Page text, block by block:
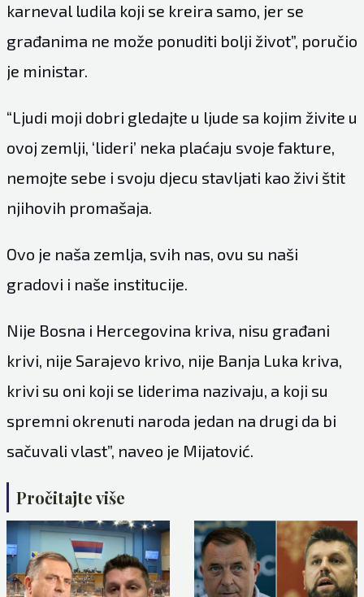
karneval ludila koji se kreira samo, jer se
građanima ne može ponuditi bolji život”, poručio
je ministar.
“Ljudi moji dobri gledajte u ljude sa kojim živite u
ovoj zemlji, ‘lideri’ neka plaćaju svoje fakture,
nemojte sebe i svoju djecu stavljati kao živi štit
njihovih promašaja.
Ovo je naša zemlja, svih nas, ovu su naši
gradovi i naše institucije.
Nije Bosna i Hercegovina kriva, nisu građani
krivi, nije Sarajevo krivo, nije Banja Luka kriva,
krivi su oni koji se liderima nazivaju, a koji su
spremni okrenuti naroda jedan na drugi da bi
sačuvali vlast”, naveo je Mijatović.
Pročitajte više